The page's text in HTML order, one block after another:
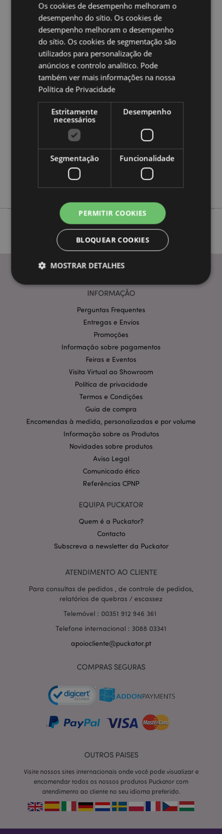
Ampliar informação:
Quer saber mais acerca de comprar na Puckator?
a nossaGuia de informação para o cliente.
Caracteristicas do Produto
Informação
Altura 18.5cm Largura 14.5cm Profundidade
5055071511592
12
0.753000
Não
Dark Legends
INFORMAÇÃO
Perguntas Frequentes
Entregas e Envios
Promoções
Informação sobre pagamentos
Feiras e Eventos
Visita Virtual ao Showroom
Política de privacidade
Termos e Condições
Guia de compra
Encomendas à medida, personalizadas e por volume
Informação sobre os Produtos
Novidades sobre produtos
Aviso Legal
Comunicado ético
Referências CPNP
EQUIPA PUCKATOR
Quem é a Puckator?
Contacto
Subscreva a newsletter da Puckator
ATENDIMENTO AO CLIENTE
Para consultas de pedidos , de controle de pedidos,
relatórios de quebras / escassez
Telemóvel : 00351 912 946 361
Telefone internacional : 3088 03341
apoiocliente@puckator.pt
COMPRAS SEGURAS
OUTROS PAISES
Visite nossos sites internacionais onde você pode visualizar e
encomendar todos os nossos produtos Puckator com
atendimento ao cliente no seu idioma preferido.
Os cookies de desempenho melhoram o
desempenho do sítio. Os cookies de
desempenho melhoram o desempenho
do sítio. Os cookies de segmentação são
utilizados para personalização de
anúncios e controlo analítico. Pode
também ver mais informações na nossa
Política de Privacidade
Estritamente
necessários
Desempenho
Segmentação Funcionalidade
PERMITIR COOKIES
BLOQUEAR COOKIES
MOSTRAR DETALHES
Segmentação
Funcionalidade
Os cookies estritamente necessários permitem
funcionalidades centrais do website, tais como login
de utilizador e gestão de conta. O sítio web não
pode ser utilizado correctamente sem os cookies
estritamente necessários.
CookieScriptConsent
mage-cache-storage-section-
.www.puckator.pt
section_data_ids
Adobe Inc.
www.puckator.pt
Política de Privacidade da